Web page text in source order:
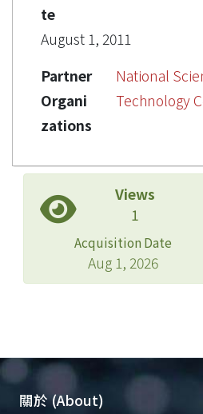
te
August 1, 2011
Partner
Organi
zations
National
Technology
Views
1
Acquisition Date
Aug 1, 2026
關於 (About)